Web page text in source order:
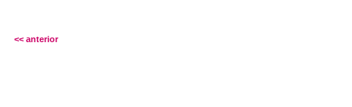
<< anterior